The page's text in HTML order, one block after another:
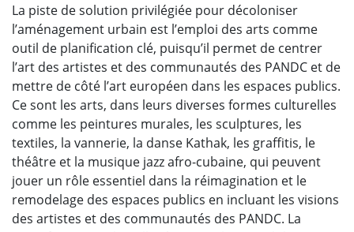
La piste de solution privilégiée pour décoloniser
l’aménagement urbain est l’emploi des arts comme
outil de planification clé, puisqu’il permet de centrer
l’art des artistes et des communautés des PANDC et de
mettre de côté l’art européen dans les espaces publics.
Ce sont les arts, dans leurs diverses formes culturelles
comme les peintures murales, les sculptures, les
textiles, la vannerie, la danse Kathak, les graffitis, le
théâtre et la musique jazz afro-cubaine, qui peuvent
jouer un rôle essentiel dans la réimagination et le
remodelage des espaces publics en incluant les visions
des artistes et des communautés des PANDC. La